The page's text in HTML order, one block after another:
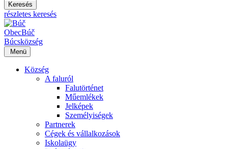
Keresés
részletes keresés
ObecBúč
Búcsközség
Menü
Község
A faluról
Falutörténet
Műemlékek
Jelképek
Személyiségek
Partnerek
Cégek és vállalkozások
Iskolaügy